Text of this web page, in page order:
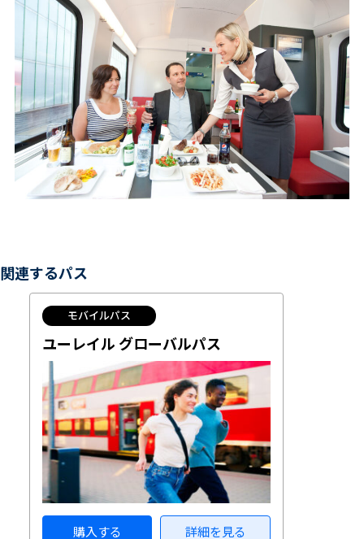
関連するパス
モバイルパス
ユーレイル グローバルパス
購入する 詳細を見る